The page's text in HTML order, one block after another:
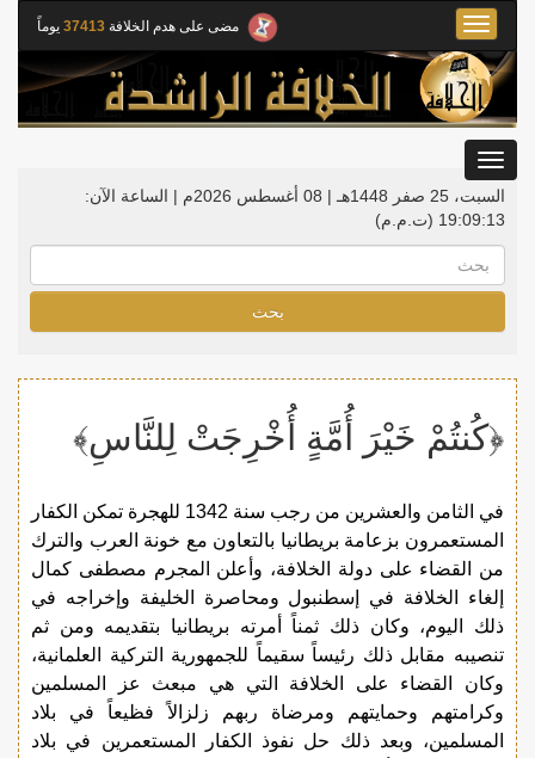
مضى على هدم الخلافة 37413 يوماً
Toggle
navigation
السبت، 25 صفر 1448هـ | 08 أغسطس 2026م |
الساعة الآن:
19:09:14 (ت.م.م)
بحث
﴿كُنتُمْ خَيْرَ أُمَّةٍ أُخْرِجَتْ لِلنَّاسِ﴾
في الثامن والعشرين من رجب سنة 1342 للهجرة تمكن الكفار
المستعمرون بزعامة بريطانيا بالتعاون مع خونة العرب والترك
من القضاء على دولة الخلافة، وأعلن المجرم مصطفى كمال
إلغاء الخلافة في إسطنبول ومحاصرة الخليفة وإخراجه في
ذلك اليوم، وكان ذلك ثمناً أمرته بريطانيا بتقديمه ومن ثم
تنصيبه مقابل ذلك رئيساً سقيماً للجمهورية التركية العلمانية،
وكان القضاء على الخلافة التي هي مبعث عز المسلمين
وكرامتهم وحمايتهم ومرضاة ربهم زلزالاً فظيعاً في بلاد
المسلمين، وبعد ذلك حل نفوذ الكفار المستعمرين في بلاد